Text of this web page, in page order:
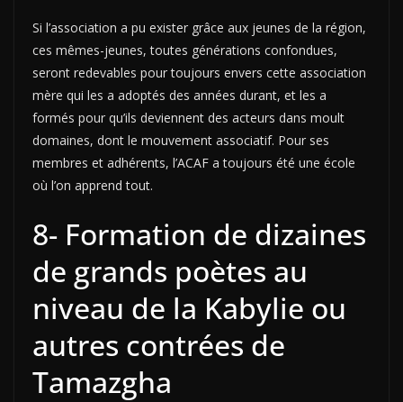
Si l’association a pu exister grâce aux jeunes de la région,
ces mêmes-jeunes, toutes générations confondues,
seront redevables pour toujours envers cette association
mère qui les a adoptés des années durant, et les a
formés pour qu’ils deviennent des acteurs dans moult
domaines, dont le mouvement associatif. Pour ses
membres et adhérents, l’ACAF a toujours été une école
où l’on apprend tout.
8- Formation de dizaines
de grands poètes au
niveau de la Kabylie ou
autres contrées de
Tamazgha